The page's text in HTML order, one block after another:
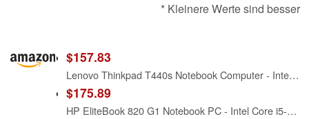
* Kleinere Werte sind besser
$157.83
Lenovo Thinkpad T440s Notebook Computer - Intel Core i5-4300U 1.9GHz - 8GB RAM - 128GB SSD - 14' HD (1600x900) Display - WiFi - Bluetooth - Webcam - Windows 10 Pro 64 Bit (Renewed)
$175.89
HP EliteBook 820 G1 Notebook PC - Intel Core i5-4300U 1.9GHz (Renewed)